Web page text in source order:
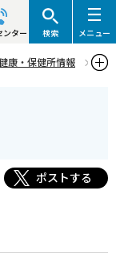
ンター 検索 メニュー
康・保健所情報
ポストする